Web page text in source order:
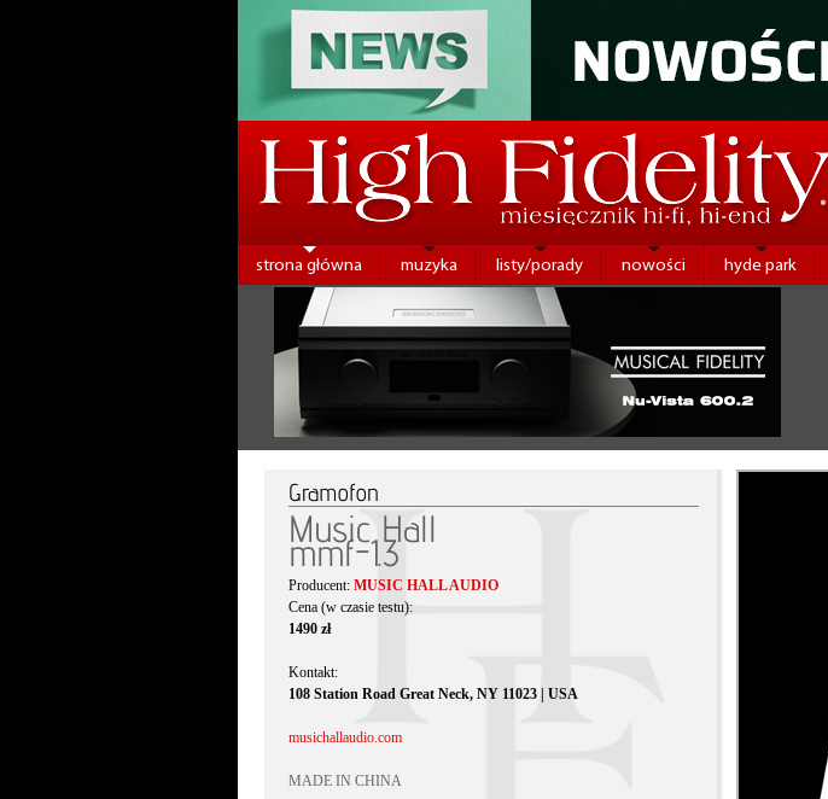
strona główna muzyka listy/porady nowości hyde park
Gramofon
Music Hall
mmf-1.3
Producent: MUSIC HALL AUDIO
Cena (w czasie testu):
1490 zł
Kontakt:
108 Station Road Great Neck, NY 11023 | USA
musichallaudio.com
MADE IN CHINA